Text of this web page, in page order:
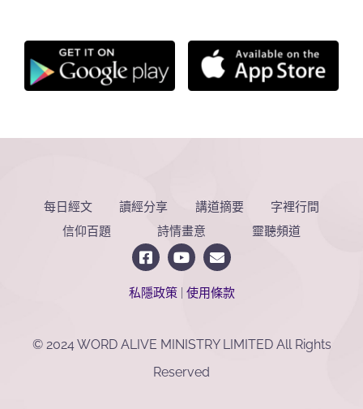
每日經文 讀經分享 講道摘要
字裡行間
信仰百題
詩情畫意 靈聽頻道
私隱政策| 使用條款
© 2024 WORD ALIVE MINISTRY LIMITED All Rights
Reserved